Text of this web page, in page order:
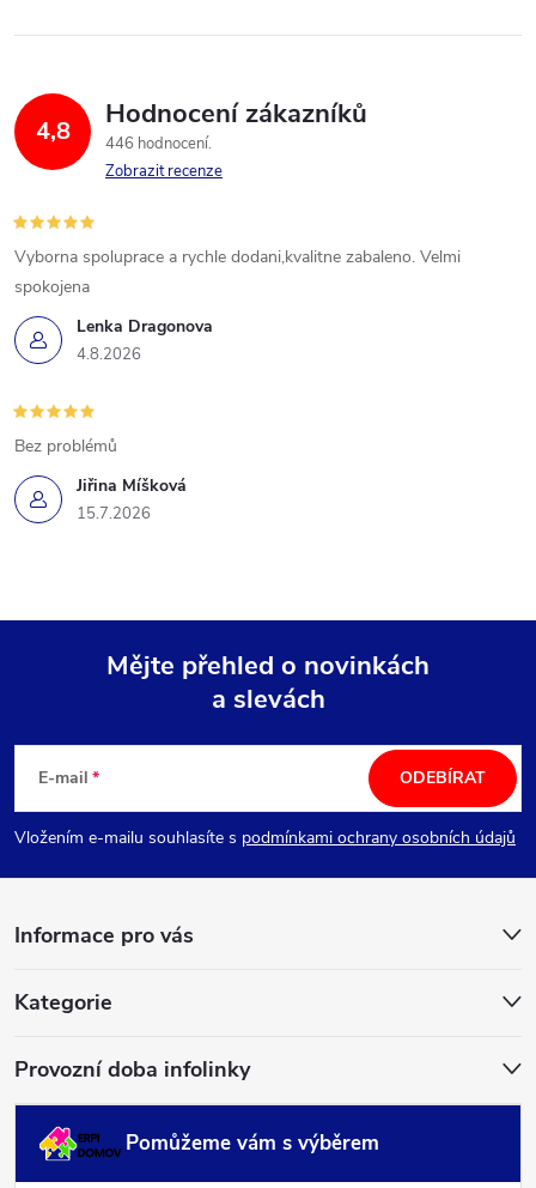
4,8 Hodnocení zákazníků
446 hodnocení
Zobrazit recenze
Lenka Dragonova
4.8.2026
Vyborna spoluprace a rychle dodani,kvalitne zabaleno. Velmi
spokojena
Jiřina Míšková
15.7.2026
Bez problémů
p
a
Mějte přehled o novinkách
a slevách
E-mail
Vložením e-mailu souhlasíte s podmínkami ochrany osobních údajů
ODEBÍRAT
Informace pro vás
Kategorie
Provozní doba infolinky
Pomůžeme vám s výběrem